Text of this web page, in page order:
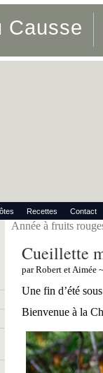
Causse
Recettes Contact
Année à fruits
Cueillette
par Robert et Aimée
Une fin d’été
Bienvenue à la